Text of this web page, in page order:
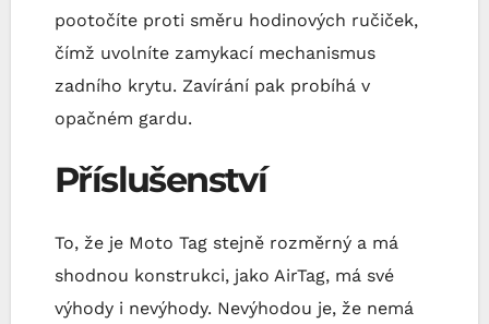
pootočíte proti směru hodinových ručiček,
čímž uvolníte zamykací mechanismus
zadního krytu. Zavírání pak probíhá v
opačném gardu.
Příslušenství
To, že je Moto Tag stejně rozměrný a má
shodnou konstrukci, jako AirTag, má své
výhody i nevýhody. Nevýhodou je, že nemá